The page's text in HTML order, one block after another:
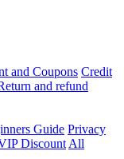
and Coupons Credit
and refund
Guide Privacy
Discount All